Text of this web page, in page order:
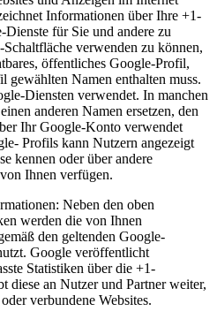
Informationen über Ihre +1-
für Sie und andere zu
verwenden zu können,
öffentliches Google-Profil,
gewählten Namen enthalten muss.
Diensten verwendet. In manchen
anderen Namen ersetzen, den
Ihr Google-Konto verwendet
Profils kann Nutzern angezeigt
kennen oder über andere
Ihnen verfügen.
Neben den oben
werden die von Ihnen
den geltenden Google-
Google veröffentlicht
Statistiken über die +1-
diese an Nutzer und Partner weiter,
verbundene Websites.